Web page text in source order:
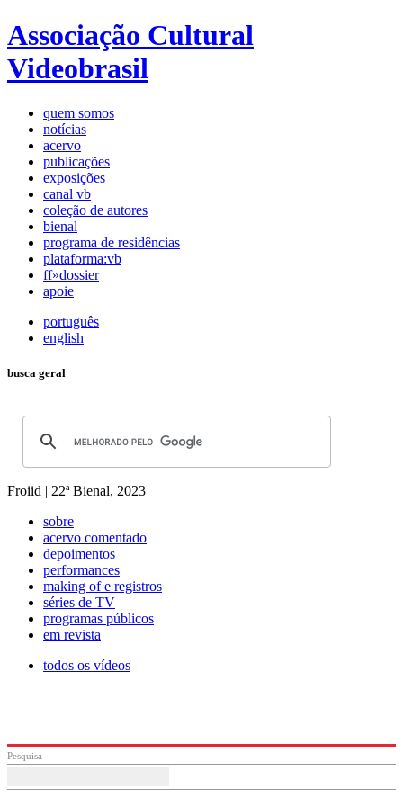
Associação Cultural
Videobrasil
quem somos
notícias
acervo
publicações
exposições
canal vb
coleção de autores
bienal
programa de residências
plataforma:vb
ff»dossier
apoie
português
english
busca geral
Froiid | 22ª Bienal, 2023
sobre
acervo comentado
depoimentos
performances
making of e registros
séries de TV
programas públicos
em revista
todos os vídeos
Pesquisa